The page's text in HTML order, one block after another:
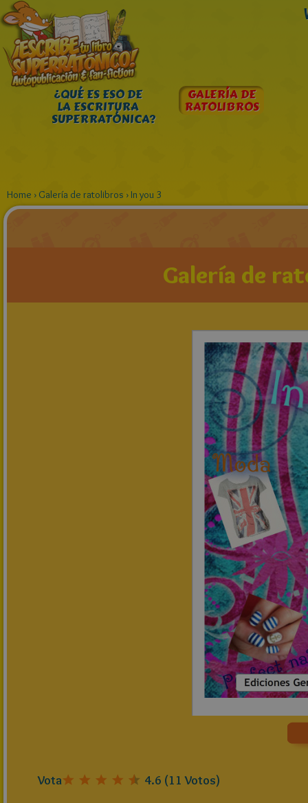
¿QUÉ ES ESO DE
LA ESCRITURA
SUPERRATÓNICA?
GALERÍA DE
RATOLIBROS
Home › Galería de ratolibros › In you 3
Galería de
Vota 4.6 (11 Votos)